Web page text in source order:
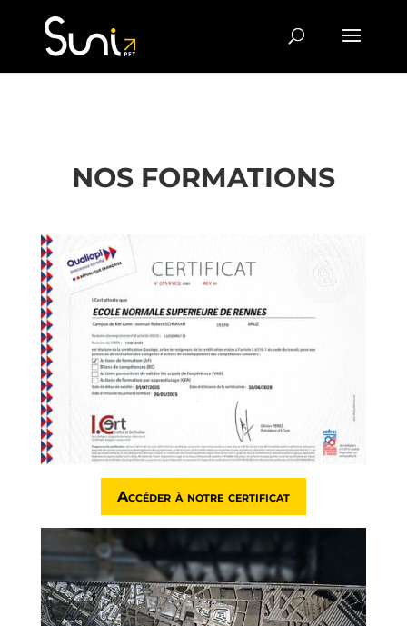
NOS FORMATIONS
Accéder à notre certificat